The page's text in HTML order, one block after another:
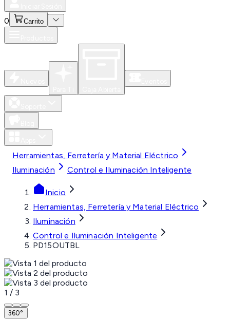
0 Carrito
Herramientas, Ferretería y Material Eléctrico
Iluminación
Control e Iluminación Inteligente
Inicio
Herramientas, Ferretería y Material Eléctrico
Iluminación
Control e Iluminación Inteligente
PD15OUTBL
1 / 3
360°